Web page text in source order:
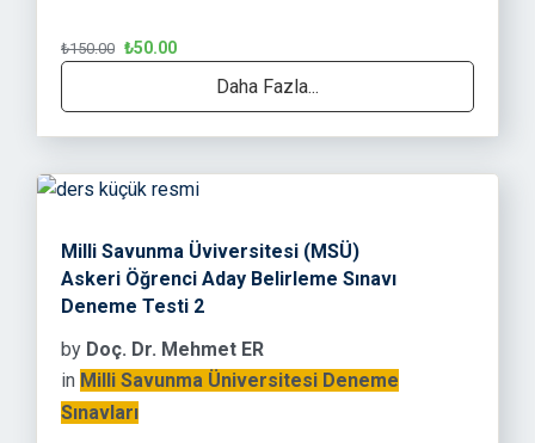
₺150.00 ₺50.00
Daha Fazla...
Milli Savunma Üviversitesi (MSÜ)
Askeri Öğrenci Aday Belirleme Sınavı
Deneme Testi 2
by Doç. Dr. Mehmet ER
in Milli Savunma Üniversitesi Deneme
Sınavları